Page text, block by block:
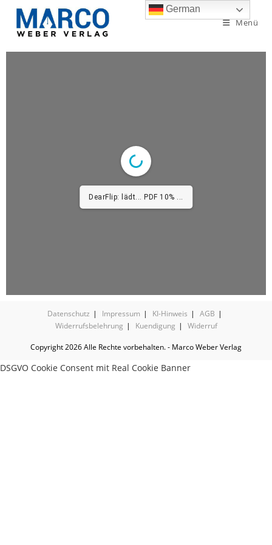
Menü
DearFlip: lädt... PDF 10% ...
Datenschutz Impressum KI-Hinweis
AGB
Widerrufsbelehrung
Kuendigung Widerruf
Copyright 2026 Alle Rechte vorbehalten. - Marco Weber Verlag
German
DSGVO Cookie Consent mit Real Cookie Banner